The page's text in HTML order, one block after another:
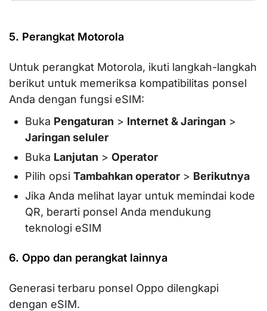
5. Perangkat Motorola
Untuk perangkat Motorola, ikuti langkah-langkah
berikut untuk memeriksa kompatibilitas ponsel
Anda dengan fungsi eSIM:
Buka Pengaturan > Internet & Jaringan >
Jaringan seluler
Buka Lanjutan > Operator
Pilih opsi Tambahkan operator > Berikutnya
Jika Anda melihat layar untuk memindai kode
QR, berarti ponsel Anda mendukung
teknologi eSIM
6. Oppo dan perangkat lainnya
Generasi terbaru ponsel Oppo dilengkapi
dengan eSIM.